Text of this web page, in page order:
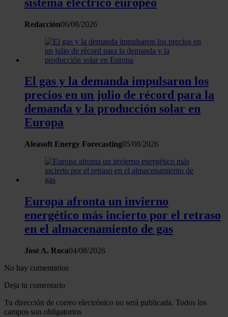
información sobre el uso que haga del sitio web con
nuestros partners de redes sociales, publicidad y análisis
que les haya proporcionado o que hayan recopilado a
partir del uso que haya hecho de sus servicios.
Redacción06/08/2026
El gas y la demanda impulsaron los
precios en un julio de récord para la
demanda y la producción solar en
Europa
Aleasoft Energy Forecasting05/08/2026
Europa afronta un invierno
energético más incierto por el retraso
en el almacenamiento de gas
José A. Roca04/08/2026
No hay comentarios
Deja tu comentario
Tu dirección de correo electrónico no será publicada. Todos los
campos son obligatorios